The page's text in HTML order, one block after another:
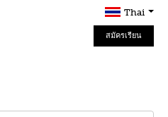
Thai
สมัครเรียน
Online